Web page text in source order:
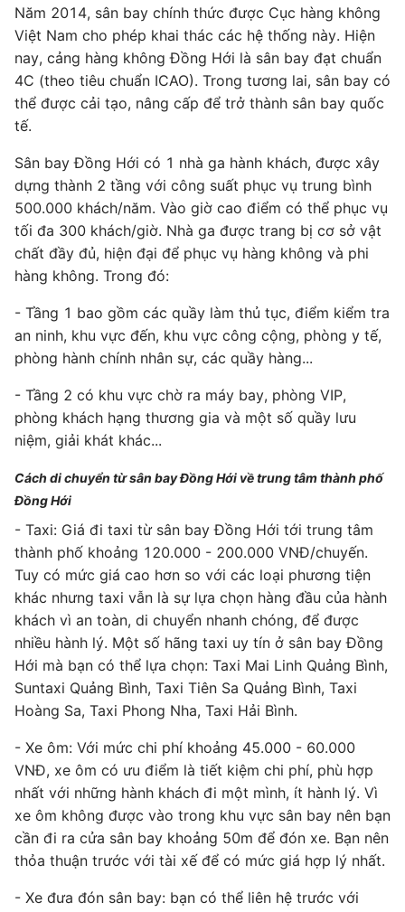
Năm 2014, sân bay chính thức được Cục hàng không
Việt Nam cho phép khai thác các hệ thống này. Hiện
nay, cảng hàng không Đồng Hới là sân bay đạt chuẩn
4C (theo tiêu chuẩn ICAO). Trong tương lai, sân bay có
thể được cải tạo, nâng cấp để trở thành sân bay quốc
tế.
Sân bay Đồng Hới có 1 nhà ga hành khách, được xây
dựng thành 2 tầng với công suất phục vụ trung bình
500.000 khách/năm. Vào giờ cao điểm có thể phục vụ
tối đa 300 khách/giờ. Nhà ga được trang bị cơ sở vật
chất đầy đủ, hiện đại để phục vụ hàng không và phi
hàng không. Trong đó:
- Tầng 1 bao gồm các quầy làm thủ tục, điểm kiểm tra
an ninh, khu vực đến, khu vực công cộng, phòng y tế,
phòng hành chính nhân sự, các quầy hàng...
- Tầng 2 có khu vực chờ ra máy bay, phòng VIP,
phòng khách hạng thương gia và một số quầy lưu
niệm, giải khát khác...
Cách di chuyển từ sân bay Đồng Hới về trung tâm thành phố
Đồng Hới
- Taxi: Giá đi taxi từ sân bay Đồng Hới tới trung tâm
thành phố khoảng 120.000 - 200.000 VNĐ/chuyến.
Tuy có mức giá cao hơn so với các loại phương tiện
khác nhưng taxi vẫn là sự lựa chọn hàng đầu của hành
khách vì an toàn, di chuyển nhanh chóng, để được
nhiều hành lý. Một số hãng taxi uy tín ở sân bay Đồng
Hới mà bạn có thể lựa chọn: Taxi Mai Linh Quảng Bình,
Suntaxi Quảng Bình, Taxi Tiên Sa Quảng Bình, Taxi
Hoàng Sa, Taxi Phong Nha, Taxi Hải Bình.
- Xe ôm: Với mức chi phí khoảng 45.000 - 60.000
VNĐ, xe ôm có ưu điểm là tiết kiệm chi phí, phù hợp
nhất với những hành khách đi một mình, ít hành lý. Vì
xe ôm không được vào trong khu vực sân bay nên bạn
cần đi ra cửa sân bay khoảng 50m để đón xe. Bạn nên
thỏa thuận trước với tài xế để có mức giá hợp lý nhất.
- Xe đưa đón sân bay: bạn có thể liên hệ trước với